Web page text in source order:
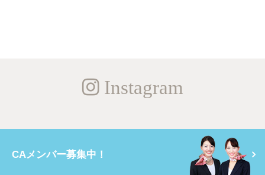
Instagram
CAメンバー募集中！